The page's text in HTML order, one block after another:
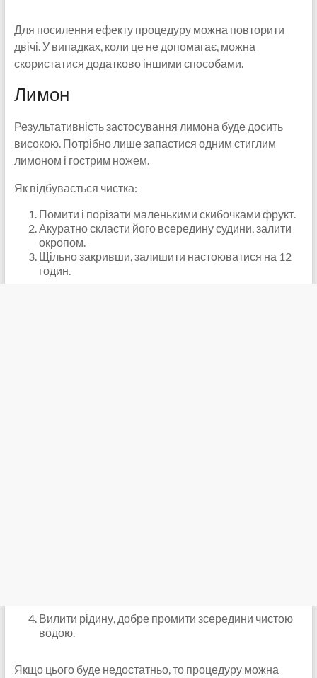
Для посилення ефекту процедуру можна повторити
двічі. У випадках, коли це не допомагає, можна
скористатися додатково іншими способами.
Лимон
Результативність застосування лимона буде досить
високою. Потрібно лише запастися одним стиглим
лимоном і гострим ножем.
Як відбувається чистка:
Помити і порізати маленькими скибочками фрукт.
Акуратно скласти його всередину судини, залити
окропом.
Щільно закривши, залишити настоюватися на 12
годин.
Вилити рідину, добре промити зсередини чистою
водою.
Якщо цього буде недостатньо, то процедуру можна